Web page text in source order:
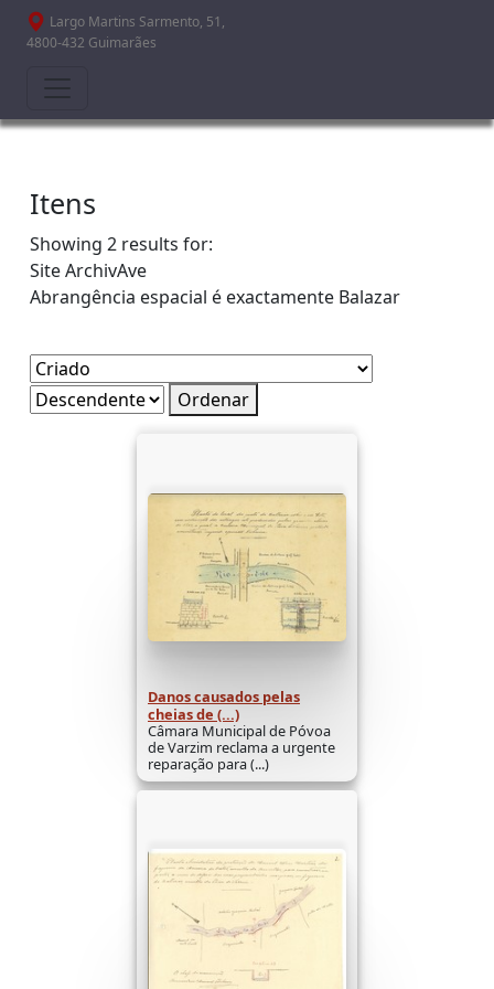
Passar para o conteúdo principal
Largo Martins Sarmento, 51,
4800-432 Guimarães
Itens
Showing 2 results for:
SiteArchivAve
Abrangência espacial é exactamente Balazar
Ordenar
Danos causados pelas
cheias de (...)
Câmara Municipal de Póvoa
de Varzim reclama a urgente
reparação para (...)